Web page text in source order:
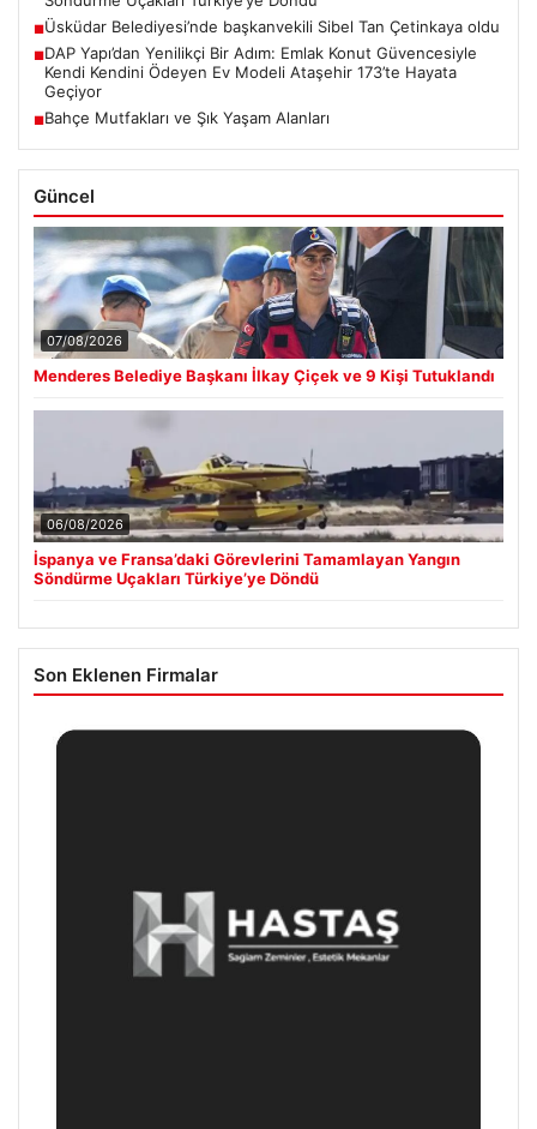
■Üsküdar Belediyesi’nde başkanvekili Sibel Tan Çetinkaya oldu
■DAP Yapı’dan Yenilikçi Bir Adım: Emlak Konut Güvencesiyle
Kendi Kendini Ödeyen Ev Modeli Ataşehir 173’te Hayata
Geçiyor
■Bahçe Mutfakları ve Şık Yaşam Alanları
Güncel
07/08/2026
Menderes Belediye Başkanı İlkay Çiçek ve 9 Kişi Tutuklandı
06/08/2026
İspanya ve Fransa’daki Görevlerini Tamamlayan Yangın
Söndürme Uçakları Türkiye’ye Döndü
Son Eklenen Firmalar